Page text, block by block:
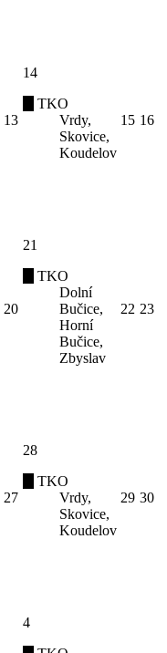
13
14
TKO
Vrdy,
Skovice,
Koudelov
15 16
20
21
TKO
Dolní
Bučice,
Horní
Bučice,
Zbyslav
22 23
27
28
TKO
Vrdy,
Skovice,
Koudelov
29 30
4